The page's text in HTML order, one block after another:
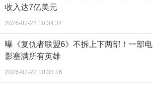
收入达7亿美元
2026-07-22 10:34:34
曝《复仇者联盟6》不拆上下两部！一部电
影塞满所有英雄
2026-07-22 10:33:16